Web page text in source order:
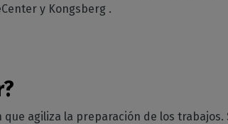
y Kongsberg .
agiliza la preparación de los trabajos.